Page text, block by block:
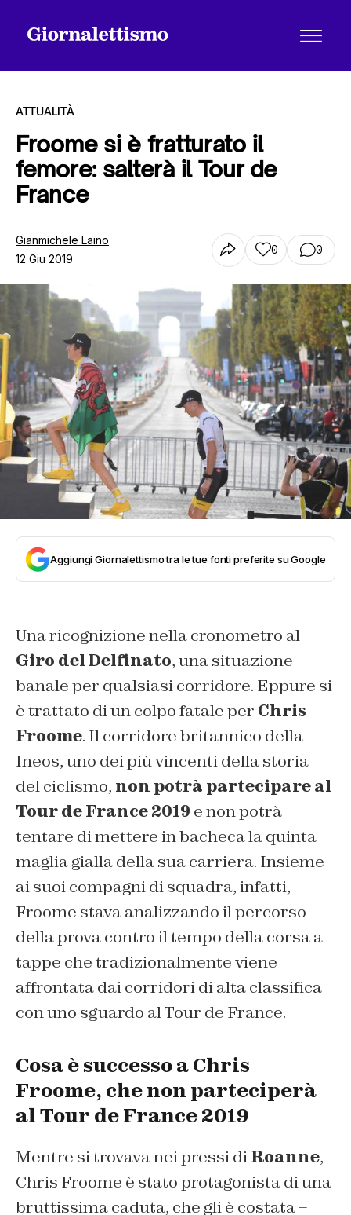
Tutti gli articoli
Chi siamo
Contatti
ATTUALITÀ
Froome si è fratturato il
femore: salterà il Tour de
France
Gianmichele Laino
12 Giu 2019
0 0
Aggiungi Giornalettismo tra le tue fonti preferite su Google
Una ricognizione nella cronometro al
Giro del Delfinato, una situazione
banale per qualsiasi corridore. Eppure si
è trattato di un colpo fatale per Chris
Froome. Il corridore britannico della
Ineos, uno dei più vincenti della storia
del ciclismo, non potrà partecipare al
Tour de France 2019 e non potrà
tentare di mettere in bacheca la quinta
maglia gialla della sua carriera. Insieme
ai suoi compagni di squadra, infatti,
Froome stava analizzando il percorso
della prova contro il tempo della corsa a
tappe che tradizionalmente viene
affrontata dai corridori di alta classifica
con uno sguardo al Tour de France.
Cosa è successo a Chris
Froome, che non parteciperà
al Tour de France 2019
Mentre si trovava nei pressi diRoanne,
Chris Froome è stato protagonista di una
bruttissima caduta, che gli è costata –